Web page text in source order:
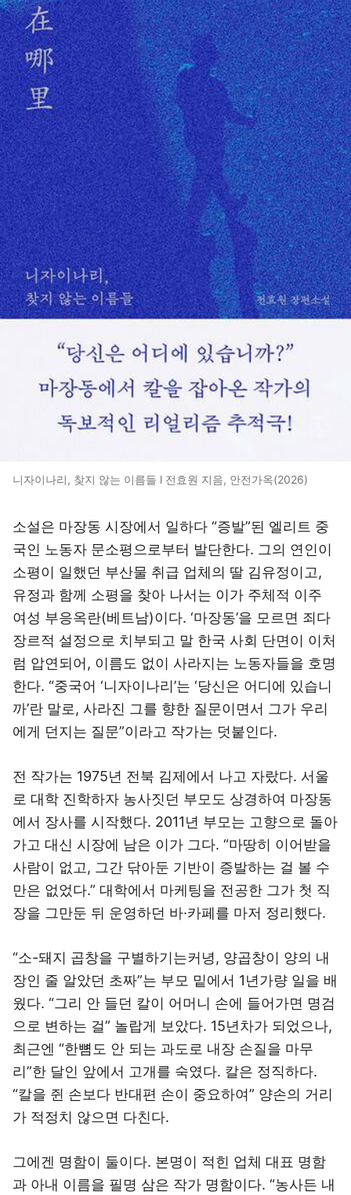
니자이나리, 찾지 않는 이름들 l 전효원 지음, 안전가옥(2026)
소설은 마장동 시장에서 일하다 “증발”된 엘리트 중
국인 노동자 문소평으로부터 발단한다. 그의 연인이
소평이 일했던 부산물 취급 업체의 딸 김유정이고,
유정과 함께 소평을 찾아 나서는 이가 주체적 이주
여성 부응옥란(베트남)이다. ‘마장동’을 모르면 죄다
장르적 설정으로 치부되고 말 한국 사회 단면이 이처
럼 압연되어, 이름도 없이 사라지는 노동자들을 호명
한다. “중국어 ‘니자이나리’는 ‘당신은 어디에 있습니
까’란 말로, 사라진 그를 향한 질문이면서 그가 우리
에게 던지는 질문”이라고 작가는 덧붙인다.
전 작가는 1975년 전북 김제에서 나고 자랐다. 서울
로 대학 진학하자 농사짓던 부모도 상경하여 마장동
에서 장사를 시작했다. 2011년 부모는 고향으로 돌아
가고 대신 시장에 남은 이가 그다. “마땅히 이어받을
사람이 없고, 그간 닦아둔 기반이 증발하는 걸 볼 수
만은 없었다.” 대학에서 마케팅을 전공한 그가 첫 직
장을 그만둔 뒤 운영하던 바·카페를 마저 정리했다.
“소-돼지 곱창을 구별하기는커녕, 양곱창이 양의 내
장인 줄 알았던 초짜”는 부모 밑에서 1년가량 일을 배
웠다. “그리 안 들던 칼이 어머니 손에 들어가면 명검
으로 변하는 걸” 놀랍게 보았다. 15년차가 되었으나,
최근엔 “한뼘도 안 되는 과도로 내장 손질을 마무
리”한 달인 앞에서 고개를 숙였다. 칼은 정직하다.
“칼을 쥔 손보다 반대편 손이 중요하여” 양손의 거리
가 적정치 않으면 다친다.
그에겐 명함이 둘이다. 본명이 적힌 업체 대표 명함
과 아내 이름을 필명 삼은 작가 명함이다. “농사든 내